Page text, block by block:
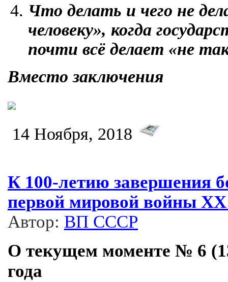
Что делать и чего не
человеку», когда
почти всё делает «не
Вместо заключения
14 Ноября, 2018
К 100-летию завершения
первой мировой войны ХХ
Автор: ВП СССР
О текущем моменте № 6
года